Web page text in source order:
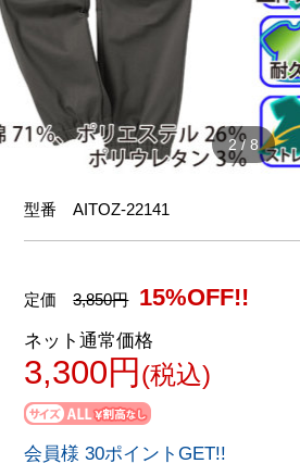
2/8
型番AITOZ-22141
定価3,850円 15%OFF!!
ネット通常価格
3,300円 (税込)
会員様 30ポイントGET!!